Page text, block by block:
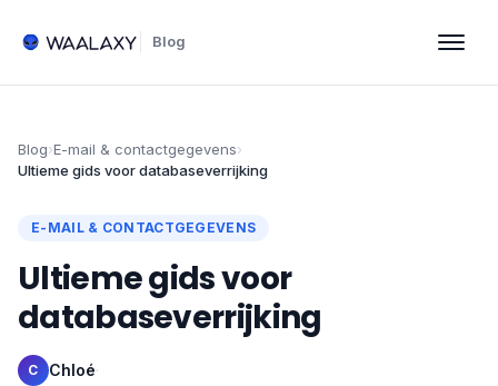
Blog
Blog›E-mail & contactgegevens›
Ultieme gids voor databaseverrijking
E-MAIL & CONTACTGEGEVENS
Ultieme gids voor
databaseverrijking
C Chloé·